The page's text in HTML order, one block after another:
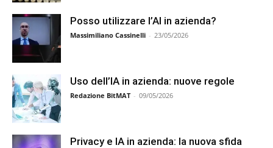
Posso utilizzare l’AI in azienda?
Massimiliano Cassinelli - 23/05/2026
Uso dell’IA in azienda: nuove regole
Redazione BitMAT - 09/05/2026
Privacy e IA in azienda: la nuova sfida